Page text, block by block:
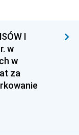
I
w
w
za